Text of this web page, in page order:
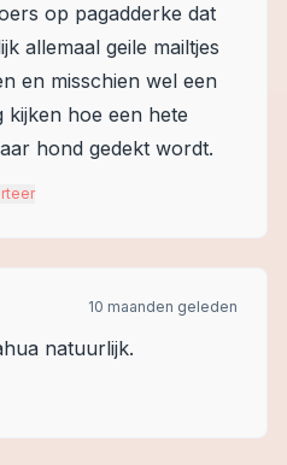
op pagadderke dat
allemaal geile mailtjes
en misschien wel een
kijken hoe een hete
hond gedekt wordt.
10 maanden geleden
natuurlijk.